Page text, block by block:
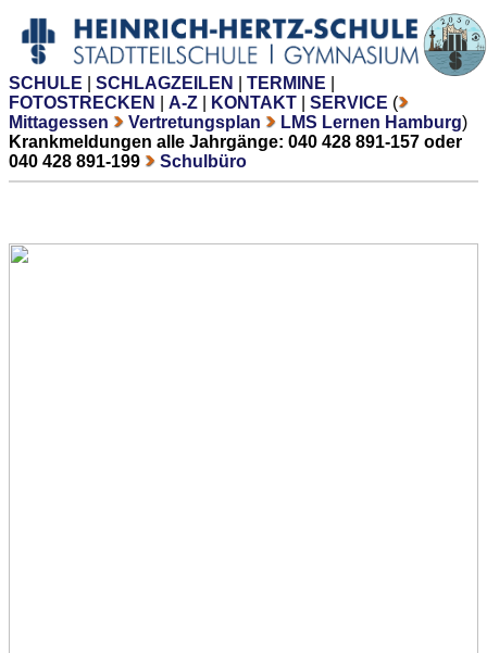
SCHULE SCHLAGZEILEN TERMINE
FOTOSTRECKEN
A-Z KONTAKT SERVICE (
Mittagessen
Vertretungsplan LMS Lernen Hamburg)
Krankmeldungen alle Jahrgänge: 040 428 891-157 oder
040 428 891-199
Schulbüro